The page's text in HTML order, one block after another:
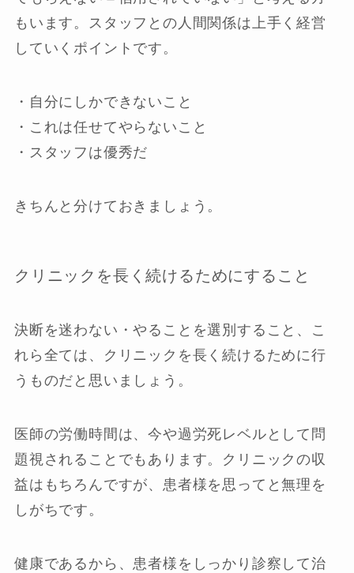
もいます。スタッフとの人間関係は上手く経営
していくポイントです。
・自分にしかできないこと
・これは任せてやらないこと
・スタッフは優秀だ
きちんと分けておきましょう。
クリニックを長く続けるためにすること
決断を迷わない・やることを選別すること、こ
れら全ては、クリニックを長く続けるために行
うものだと思いましょう。
医師の労働時間は、今や過労死レベルとして問
題視されることでもあります。クリニックの収
益はもちろんですが、患者様を思ってと無理を
しがちです。
健康であるから、患者様をしっかり診察して治